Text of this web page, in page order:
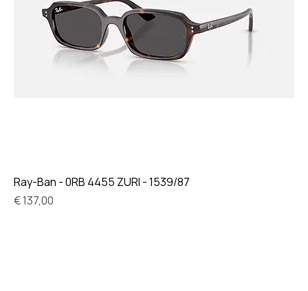
Ray-Ban - 0RB 4455 ZURI - 1539/87
Prijs
€ 137,00